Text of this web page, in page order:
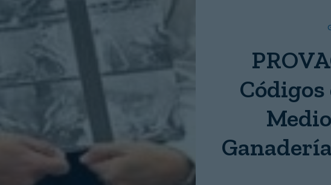
Códigos